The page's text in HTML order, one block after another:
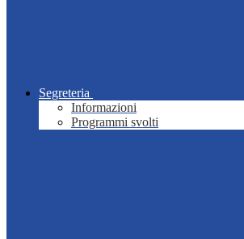
Segreteria
Informazioni
Programmi svolti